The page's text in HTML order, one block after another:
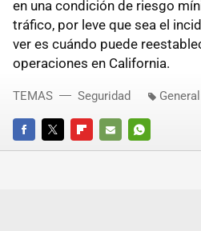
en una condición de riesgo
tráfico, por leve que sea el
ver es cuándo puede
operaciones en California.
FACEBOOKTWITTERFLIPBOARD
E-
WHATSAPP
TEMAS Seguridad